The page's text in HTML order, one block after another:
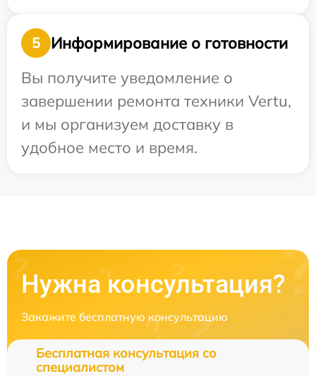
5
Информирование о готовности
Вы получите уведомление о
завершении ремонта техники Vertu,
и мы организуем доставку в
удобное место и время.
Нужна консультация?
Закажите бесплатную консультацию
Бесплатная консультация со
специалистом